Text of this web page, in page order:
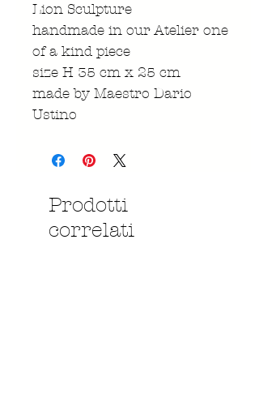
Lion Sculpture
handmade in our Atelier one
of a kind piece
size H 35 cm x 25 cm
made by Maestro Dario
Ustino
Prodotti
correlati